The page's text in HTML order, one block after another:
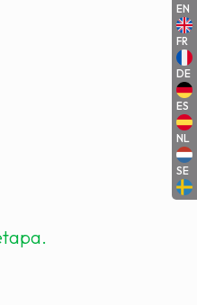
EN
FR
DE
ES
NL
SE